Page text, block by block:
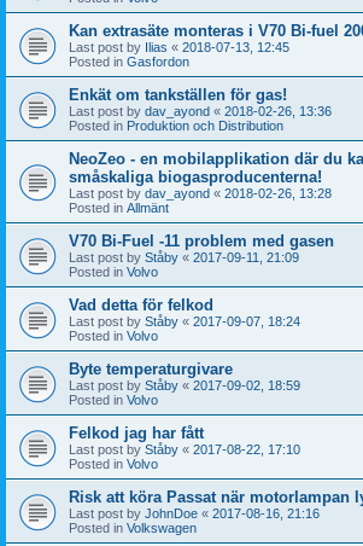
Kan extrasäte monteras i V70 Bi-fuel
Last post by Ilias « 2018-07-13, 12:45
Posted in Gasfordon
Enkät om tankställen för gas!
Last post by dav_ayond « 2018-02-26, 13:36
Posted in Produktion och Distribution
NeoZeo - en mobilapplikation där du
småskaliga biogasproducenterna!
Last post by dav_ayond « 2018-02-26, 13:28
Posted in Allmänt
V70 Bi-Fuel -11 problem med gasen
Last post by Ståby « 2017-09-11, 21:09
Posted in Volvo
Vad detta för felkod
Last post by Ståby « 2017-09-07, 18:24
Posted in Volvo
Byte temperaturgivare
Last post by Ståby « 2017-09-02, 18:59
Posted in Volvo
Felkod jag har fått
Last post by Ståby « 2017-08-22, 17:10
Posted in Volvo
Risk att köra Passat när motorlampan
Last post by JohnDoe « 2017-08-16, 21:16
Posted in Volkswagen